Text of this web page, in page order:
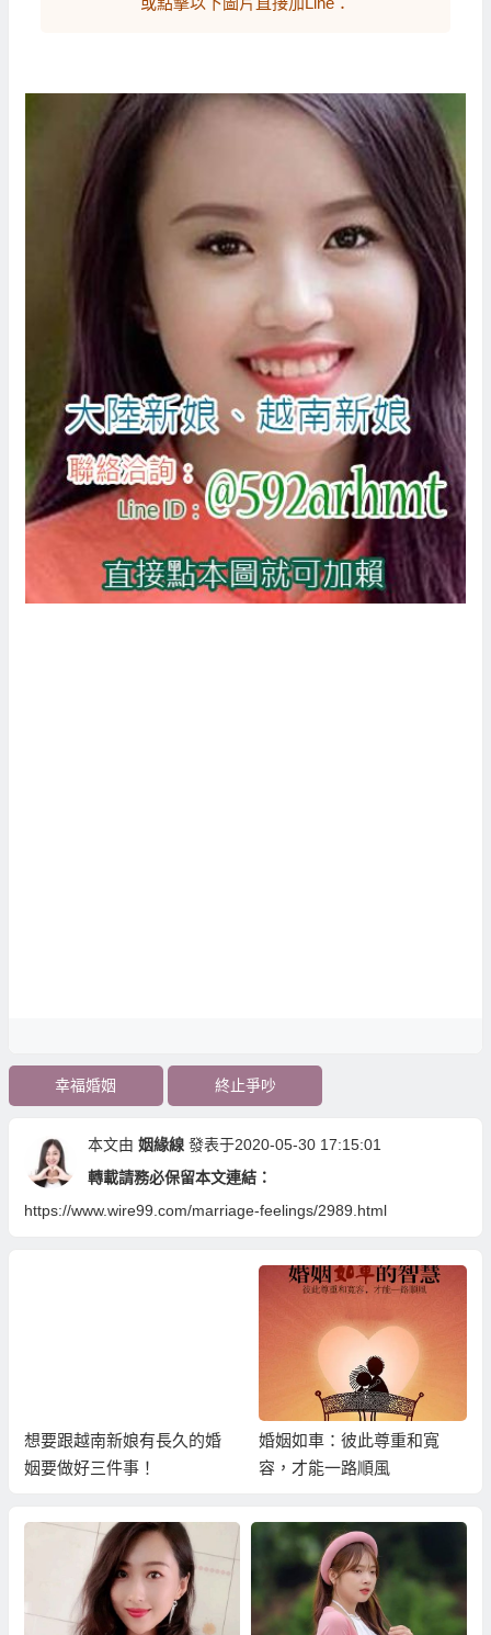
幸福婚姻 終止爭吵
本文由 姻緣線 發表于2020-05-30 17:15:01
轉載請務必保留本文連結：
https://www.wire99.com/marriage-feelings/2989.html
想要跟越南新娘有長久的婚
姻要做好三件事！
婚姻如車：彼此尊重和寬
容，才能一路順風